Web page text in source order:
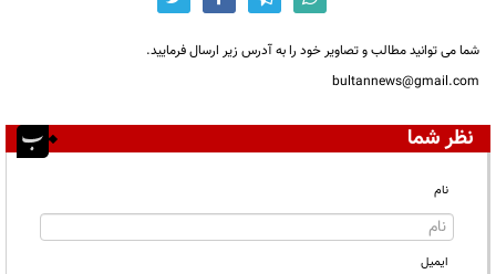
شما می توانید مطالب و تصاویر خود را به آدرس زیر ارسال فرمایید.
bultannews@gmail.com
نظر شما
نام
ایمیل